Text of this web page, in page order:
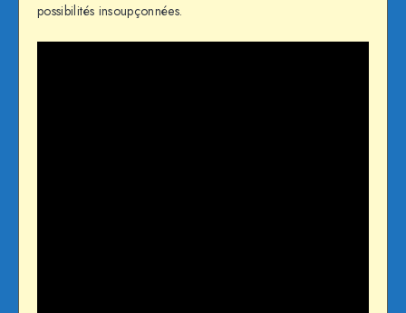
possibilités insoupçonnées.